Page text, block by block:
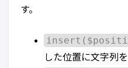
す。
した位置に文字列